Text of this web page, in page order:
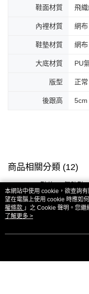
鞋面材質 飛
內裡材質 網布
鞋墊材質 網
大底材質 PU
版型 正常
後跟高 5cm
商品相關分類 (12)
PLAYBOY 鞋款 氣墊鞋
顏色快速搜尋 紅/粉紅色
熱門標籤
本網站中使用 cookie，欲查詢
望在電腦上使用 cookie 時應如
權條款 」之 Cookie 聲明。您
用條款之 Cookie 聲明使用
了解更多 >